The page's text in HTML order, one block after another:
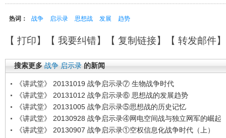
热词： 战争 启示录 思想战 发展 趋势
【 打印】【 我要纠错】【 复制链接】【 转发邮件
搜索更多 战争 启示录 的新闻
《讲武堂》 20131019 战争启示录⑦ 生物战争时代
《讲武堂》 20131012 战争启示录⑥ 思想战的发展趋势
《讲武堂》 20131005 战争启示录⑤思想战的历史记忆
《讲武堂》 20130928 战争启示录④网电空间战与独立网军的崛起
《讲武堂》 20130907 战争启示录①空权信息化战争时代（上）